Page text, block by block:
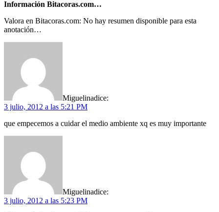
Información Bitacoras.com…
Valora en Bitacoras.com: No hay resumen disponible para esta
anotación…
Miguelinadice:
3 julio, 2012 a las 5:21 PM
que empecemos a cuidar el medio ambiente xq es muy importante
Miguelinadice:
3 julio, 2012 a las 5:23 PM